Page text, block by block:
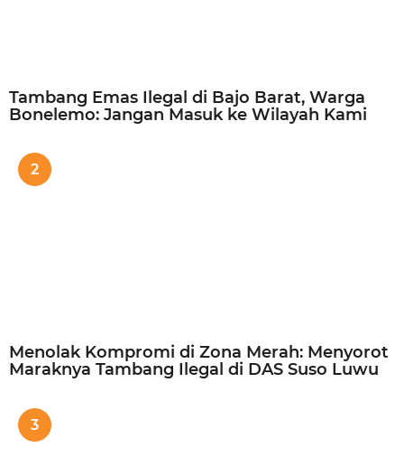
Tambang Emas Ilegal di Bajo Barat, Warga
Bonelemo: Jangan Masuk ke Wilayah Kami
2
Menolak Kompromi di Zona Merah: Menyorot
Maraknya Tambang Ilegal di DAS Suso Luwu
3